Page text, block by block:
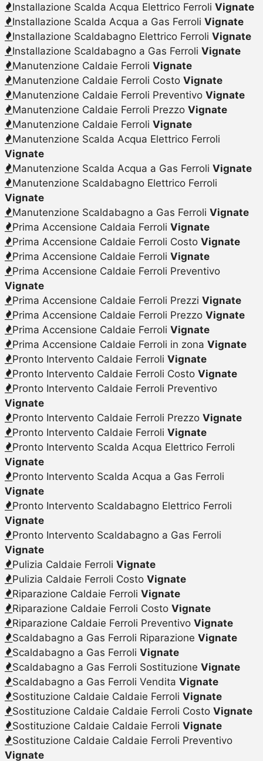
Installazione Scalda Acqua Elettrico Ferroli Vignate
Installazione Scalda Acqua a Gas Ferroli Vignate
Installazione Scaldabagno Elettrico Ferroli Vignate
Installazione Scaldabagno a Gas Ferroli Vignate
Manutenzione Caldaie Ferroli Vignate
Manutenzione Caldaie Ferroli Costo Vignate
Manutenzione Caldaie Ferroli Preventivo Vignate
Manutenzione Caldaie Ferroli Prezzo Vignate
Manutenzione Caldaie Ferroli Vignate
Manutenzione Scalda Acqua Elettrico Ferroli
Vignate
Manutenzione Scalda Acqua a Gas Ferroli Vignate
Manutenzione Scaldabagno Elettrico Ferroli
Vignate
Manutenzione Scaldabagno a Gas Ferroli Vignate
Prima Accensione Caldaia Ferroli Vignate
Prima Accensione Caldaie Ferroli Costo Vignate
Prima Accensione Caldaie Ferroli Vignate
Prima Accensione Caldaie Ferroli Preventivo
Vignate
Prima Accensione Caldaie Ferroli Prezzi Vignate
Prima Accensione Caldaie Ferroli Prezzo Vignate
Prima Accensione Caldaie Ferroli Vignate
Prima Accensione Caldaie Ferroli in zona Vignate
Pronto Intervento Caldaie Ferroli Vignate
Pronto Intervento Caldaie Ferroli Costo Vignate
Pronto Intervento Caldaie Ferroli Preventivo
Vignate
Pronto Intervento Caldaie Ferroli Prezzo Vignate
Pronto Intervento Caldaie Ferroli Vignate
Pronto Intervento Scalda Acqua Elettrico Ferroli
Vignate
Pronto Intervento Scalda Acqua a Gas Ferroli
Vignate
Pronto Intervento Scaldabagno Elettrico Ferroli
Vignate
Pronto Intervento Scaldabagno a Gas Ferroli
Vignate
Pulizia Caldaie Ferroli Vignate
Pulizia Caldaie Ferroli Costo Vignate
Riparazione Caldaie Ferroli Vignate
Riparazione Caldaie Ferroli Costo Vignate
Riparazione Caldaie Ferroli Preventivo Vignate
Scaldabagno a Gas Ferroli Riparazione Vignate
Scaldabagno a Gas Ferroli Vignate
Scaldabagno a Gas Ferroli Sostituzione Vignate
Scaldabagno a Gas Ferroli Vendita Vignate
Sostituzione Caldaie Caldaie Ferroli Vignate
Sostituzione Caldaie Caldaie Ferroli Costo Vignate
Sostituzione Caldaie Caldaie Ferroli Vignate
Sostituzione Caldaie Caldaie Ferroli Preventivo
Vignate